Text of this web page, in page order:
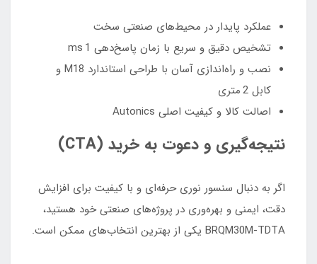
عملکرد پایدار در محیط‌های صنعتی سخت
تشخیص دقیق و سریع با زمان پاسخ‌دهی 1 ms
نصب و راه‌اندازی آسان با طراحی استاندارد M18 و
کابل 2 متری
اصالت کالا و کیفیت اصلی Autonics
نتیجه‌گیری و دعوت به خرید (CTA)
اگر به دنبال سنسور نوری حرفه‌ای و با کیفیت برای افزایش
دقت، ایمنی و بهره‌وری در پروژه‌های صنعتی خود هستید،
BRQM30M‑TDTA یکی از بهترین انتخاب‌های ممکن است.